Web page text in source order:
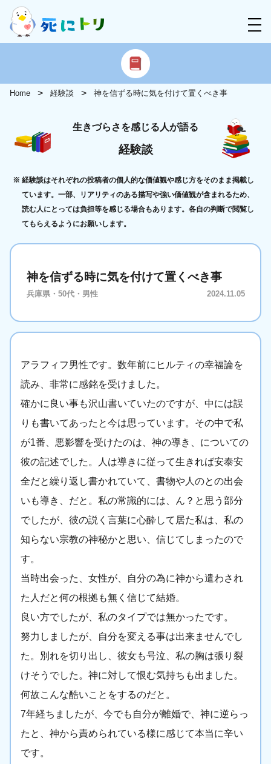
Home 経験談 神を信ずる時に気を付けて置くべき事
生きづらさを感じる人が語る
経験談
経験談はそれぞれの投稿者の個人的な価値観や感じ方をそのまま掲載し
ています。一部、リアリティのある描写や強い価値観が含まれるため、
読む人にとっては負担等を感じる場合もあります。各自の判断で閲覧し
てもらえるようにお願いします。
神を信ずる時に気を付けて置くべき事
兵庫県・50代・男性 2024.11.05
アラフィフ男性です。数年前にヒルティの幸福論を
読み、非常に感銘を受けました。
確かに良い事も沢山書いていたのですが、中には誤
りも書いてあったと今は思っています。その中で私
が1番、悪影響を受けたのは、神の導き、についての
彼の記述でした。人は導きに従って生きれば安泰安
全だと繰り返し書かれていて、書物や人のとの出会
いも導き、だと。私の常識的には、ん？と思う部分
でしたが、彼の説く言葉に心酔して居た私は、私の
知らない宗教の神秘かと思い、信じてしまったので
す。
当時出会った、女性が、自分の為に神から遣わされ
た人だと何の根拠も無く信じて結婚。
良い方でしたが、私のタイプでは無かったです。
努力しましたが、自分を変える事は出来ませんでし
た。別れを切り出し、彼女も号泣、私の胸は張り裂
けそうでした。神に対して恨む気持ちも出ました。
何故こんな酷いことをするのだと。
7年経ちましたが、今でも自分が離婚で、神に逆らっ
たと、神から責められている様に感じて本当に辛い
です。